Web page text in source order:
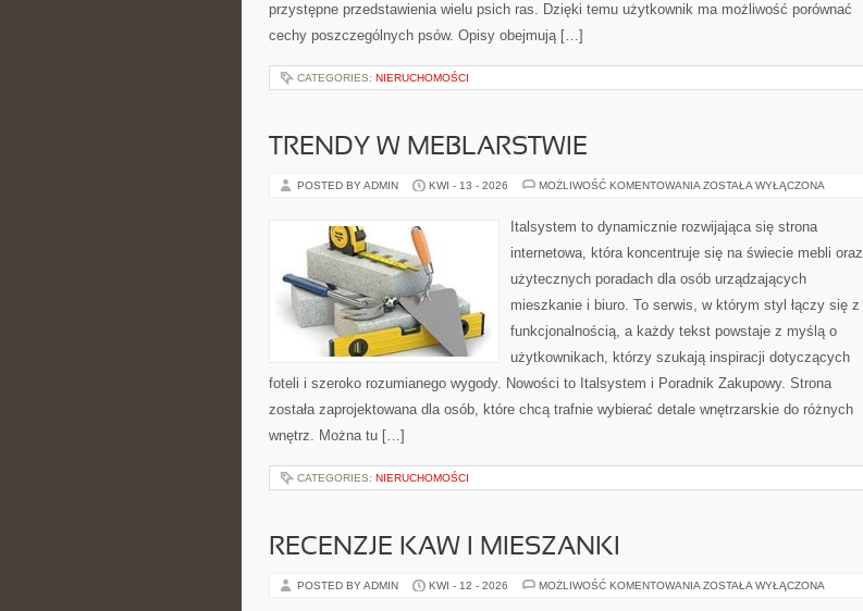
przystępne przedstawienia wielu psich ras. Dzięki temu użytkownik ma możliwość porównać
cechy poszczególnych psów. Opisy obejmują […]
CATEGORIES: NIERUCHOMOŚCI
TRENDY W MEBLARSTWIE
POSTED BY ADMIN KWI - 13 - 2026 MOŻLIWOŚĆ KOMENTOWANIA TRENDY
ZOSTAŁA WYŁĄCZONA
Italsystem to dynamicznie rozwijająca się strona
internetowa, która koncentruje się na świecie mebli oraz
użytecznych poradach dla osób urządzających
mieszkanie i biuro. To serwis, w którym styl łączy się z
funkcjonalnością, a każdy tekst powstaje z myślą o
użytkownikach, którzy szukają inspiracji dotyczących
foteli i szeroko rozumianego wygody. Nowości to Italsystem i Poradnik Zakupowy. Strona
została zaprojektowana dla osób, które chcą trafnie wybierać detale wnętrzarskie do różnych
wnętrz. Można tu […]
CATEGORIES: NIERUCHOMOŚCI
RECENZJE KAW I MIESZANKI
POSTED BY ADMIN KWI - 12 - 2026 MOŻLIWOŚĆ KOMENTOWANIA RECENZJE
ZOSTAŁA WYŁĄCZONA